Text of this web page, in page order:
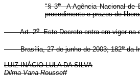
"§ 3oA Agência Nacional de
procedimento e prazos de
Art. 2oEste Decreto entra em vigor na
Brasília, 27 de junho de 2003; 182oda
LUIZ INÁCIO LULA DA SILVA
Dilma Vana Rousseff